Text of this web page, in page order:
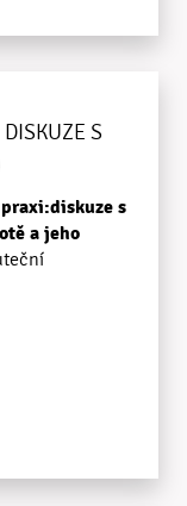
S
s
a jeho